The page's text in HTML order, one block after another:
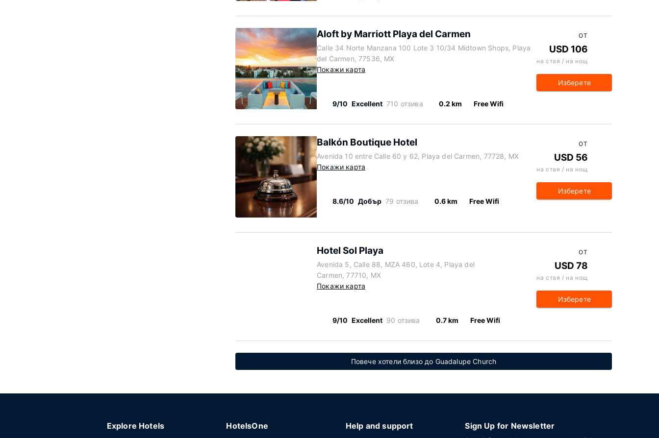
Aloft by Marriott Playa del Carmen
Calle 34 Norte Manzana 100 Lote 3 10/34 Midtown Shops, Playa
del Carmen, 77536, MX
Покажи карта
9/10 Excellent 710 отзива 0.2 km Free Wifi
ОТ
USD 106
на стая / на нощ
Изберете
Balkón Boutique Hotel
Avenida 10 entre Calle 60 y 62, Playa del Carmen, 77728, MX
Покажи карта
8.6/10 Добър 79 отзива 0.6 km Free Wifi
ОТ
USD 56
на стая / на нощ
Изберете
Hotel Sol Playa
Avenida 5, Calle 88, MZA 460, Lote 4, Playa del
Carmen, 77710, MX
Покажи карта
9/10 Excellent 90 отзива 0.7 km Free Wifi
ОТ
USD 78
на стая / на нощ
Изберете
Повече хотели близо до Guadalupe Church
Explore Hotels HotelsOne Help and support Sign Up for Newsletter